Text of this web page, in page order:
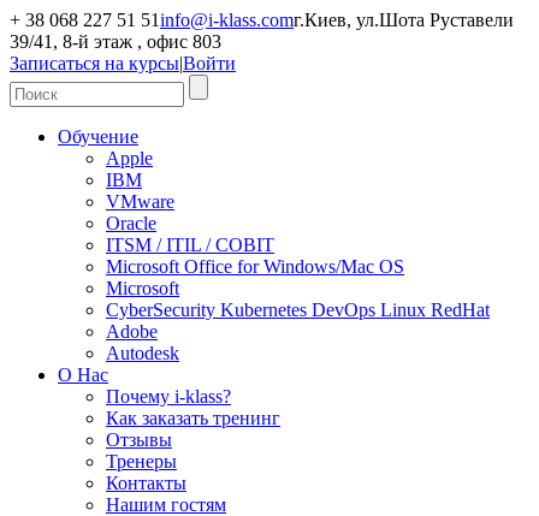
+ 38 068 227 51 51info@i-klass.comг.Киев, ул.Шота Руставели
39/41, 8-й этаж , офис 803
Записаться на курсы|Войти
Обучение
Apple
IBM
VMware
Oracle
ITSM / ITIL / COBIT
Microsoft Office for Windows/Mac OS
Microsoft
CyberSecurity Kubernetes DevOps Linux RedHat
Adobe
Autodesk
О Нас
Почему i-klass?
Как заказать тренинг
Отзывы
Тренеры
Контакты
Нашим гостям